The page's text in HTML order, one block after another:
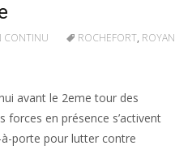
CONTINU ROCHEFORT, ROYAN
avant le 2eme tour des
forces en présence s’activent
porte pour lutter contre